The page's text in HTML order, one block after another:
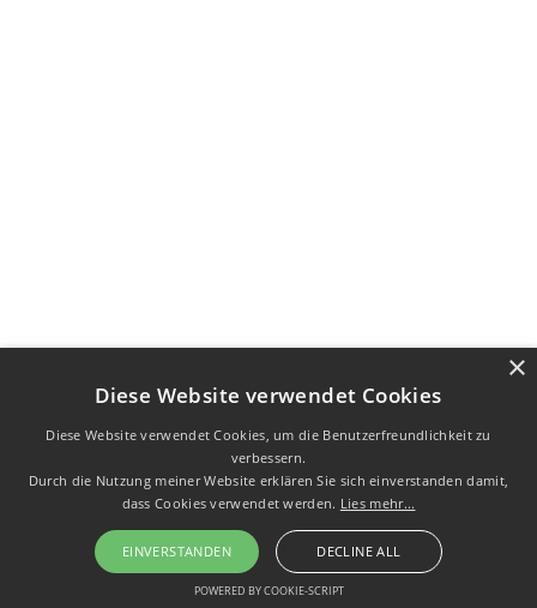
Diese Website verwendet Cookies
Diese Website verwendet Cookies, um die Benutzerfreundlichkeit zu
verbessern.
Durch die Nutzung meiner Website erklären Sie sich einverstanden damit,
dass Cookies verwendet werden. Lies mehr...
EINVERSTANDEN DECLINE ALL
POWERED BY COOKIE-SCRIPT
×